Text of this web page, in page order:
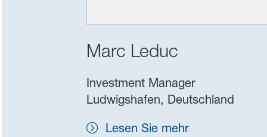
Marc Leduc
Investment Manager
Ludwigshafen, Deutschland
Lesen Sie mehr